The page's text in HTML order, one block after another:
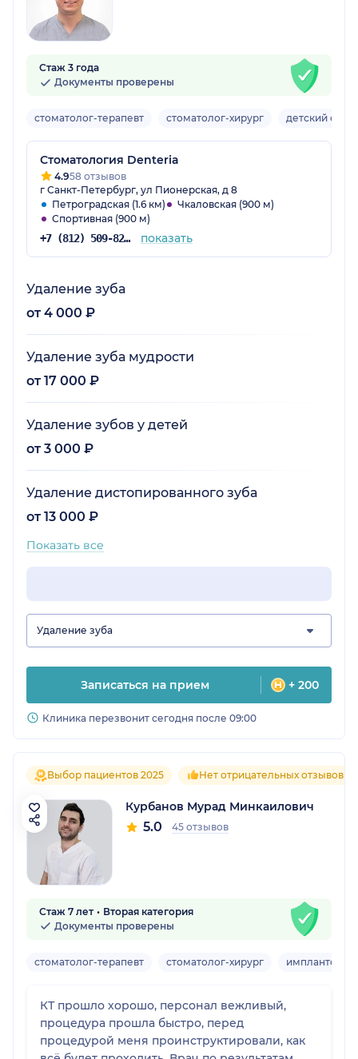
Стаж 3 года
Документы проверены
стоматолог-терапевт стоматолог-хирург детский
Стоматология Denteria
4.958 отзывов
г Санкт-Петербург, ул Пионерская, д 8
Петроградская (1.6 км)
Чкаловская (900 м)
Спортивная (900 м)
+7 (812) 509-82-03 показать
Удаление зуба
от 4 000 ₽
Удаление зуба мудрости
от 17 000 ₽
Удаление зубов у детей
от 3 000 ₽
Удаление дистопированного зуба
от 13 000 ₽
Показать все
Удаление зуба
Записаться на прием + 200
Клиника перезвонит сегодня после 09:00
Выбор пациентов 2025 Нет отрицательных отзывов
Курбанов Мурад Минкаилович
5.0 45 отзывов
Стаж 7 лет
Вторая категория
Документы проверены
стоматолог-терапевт стоматолог-хирург имплантолог
КТ прошло хорошо, персонал вежливый,
процедура прошла быстро, перед
процедурой меня проинструктировали, как